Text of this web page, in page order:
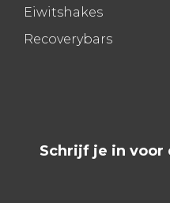
Eiwitshakes
Recoverybars
Schrijf je in voor